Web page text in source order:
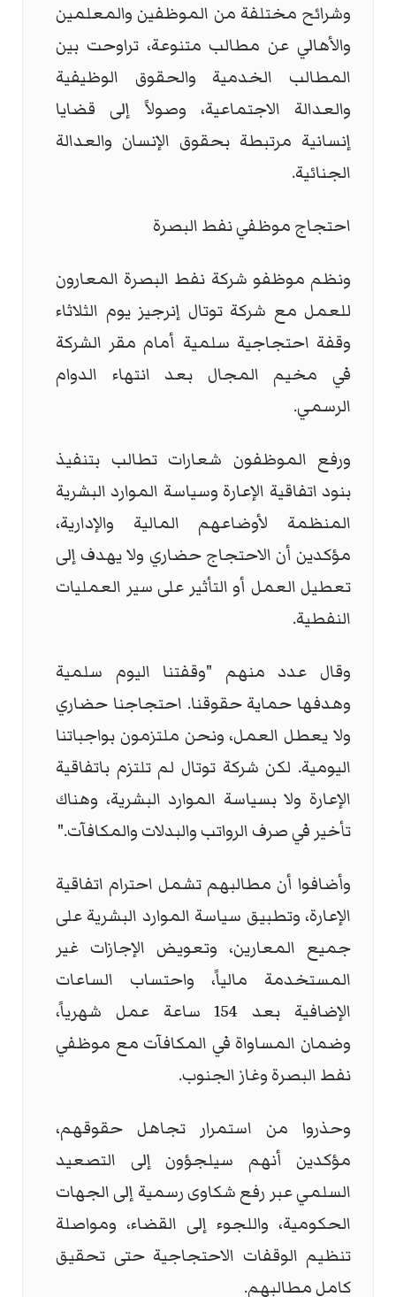
وشرائح مختلفة من الموظفين والمعلمين
والأهالي عن مطالب متنوعة، تراوحت بين
المطالب الخدمية والحقوق الوظيفية
والعدالة الاجتماعية، وصولاً إلى قضايا
إنسانية مرتبطة بحقوق الإنسان والعدالة
الجنائية.
احتجاج موظفي نفط البصرة
ونظم موظفو شركة نفط البصرة المعارون
للعمل مع شركة توتال إنرجيز يوم الثلاثاء
وقفة احتجاجية سلمية أمام مقر الشركة
في مخيم المجال بعد انتهاء الدوام
الرسمي.
ورفع الموظفون شعارات تطالب بتنفيذ
بنود اتفاقية الإعارة وسياسة الموارد البشرية
المنظمة لأوضاعهم المالية والإدارية،
مؤكدين أن الاحتجاج حضاري ولا يهدف إلى
تعطيل العمل أو التأثير على سير العمليات
النفطية.
وقال عدد منهم "وقفتنا اليوم سلمية
وهدفها حماية حقوقنا. احتجاجنا حضاري
ولا يعطل العمل، ونحن ملتزمون بواجباتنا
اليومية. لكن شركة توتال لم تلتزم باتفاقية
الإعارة ولا بسياسة الموارد البشرية، وهناك
تأخير في صرف الرواتب والبدلات والمكافآت."
وأضافوا أن مطالبهم تشمل احترام اتفاقية
الإعارة، وتطبيق سياسة الموارد البشرية على
جميع المعارين، وتعويض الإجازات غير
المستخدمة مالياً، واحتساب الساعات
الإضافية بعد 154 ساعة عمل شهرياً،
وضمان المساواة في المكافآت مع موظفي
نفط البصرة وغاز الجنوب.
وحذروا من استمرار تجاهل حقوقهم،
مؤكدين أنهم سيلجؤون إلى التصعيد
السلمي عبر رفع شكاوى رسمية إلى الجهات
الحكومية، واللجوء إلى القضاء، ومواصلة
تنظيم الوقفات الاحتجاجية حتى تحقيق
كامل مطالبهم.